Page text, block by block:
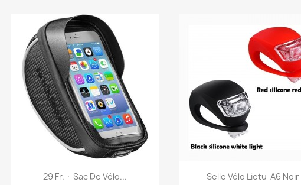
 Vorschau
29 Fr. · Sac De Vélo... Vorschau
Selle Vélo Lietu-A6 Noir